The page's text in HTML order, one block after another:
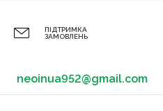
ПІДТРИМКА
ЗАМОВЛЕНЬ
neoinua952@gmail.com